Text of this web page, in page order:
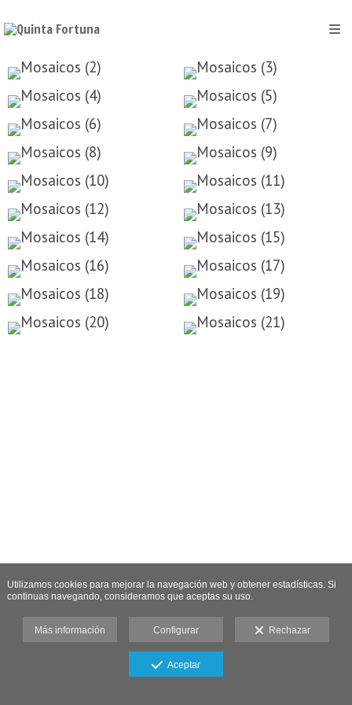
Utilizamos cookies para mejorar la navegación web y obtener estadísticas. Si
continuas navegando, consideramos que aceptas su uso.
Más información Configurar Rechazar
Aceptar